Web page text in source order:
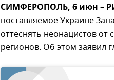
СИМФЕРОПОЛЬ, 6 июн –
поставляемое Украине
оттеснять неонацистов от
регионов. Об этом заявил